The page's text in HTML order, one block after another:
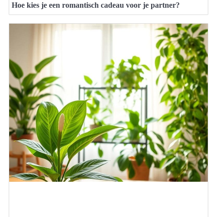
Hoe kies je een romantisch cadeau voor je partner?